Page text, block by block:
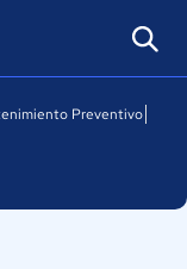
Preventivo